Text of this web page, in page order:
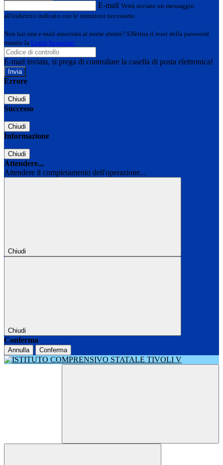
E-mail Verrà inviato un messaggio
all'indirizzo indicato con le istruzioni necessarie.
Non hai una e-mail associata al nome utente? Effettua il reset della password
tramite la Login Spaggiari
E-mail inviata, si prega di controllare la casella di posta elettronica!
Errore
Chiudi
Successo
Chiudi
Informazione
Chiudi
Attendere...
Attendere il completamento dell'operazione...
Chiudi
Chiudi
Conferma
Annulla Conferma